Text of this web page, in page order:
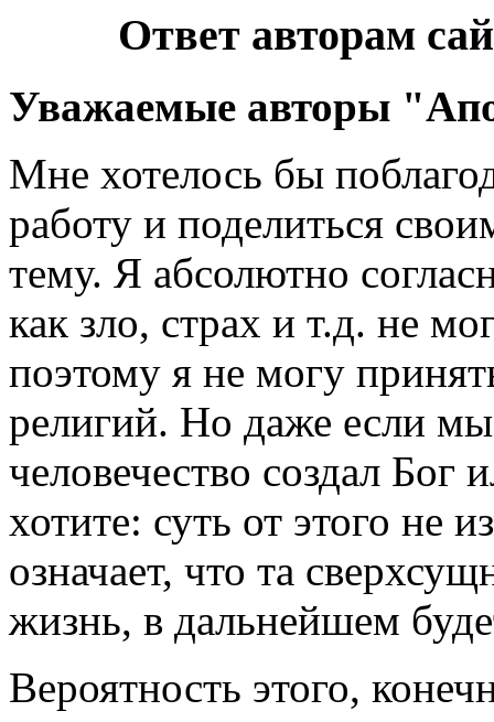
Ответ авторам
Уважаемые авторы
Мне хотелось бы
работу и поделиться
тему. Я абсолютно
как зло, страх и т.д. не
поэтому я не могу
религий. Но даже если
человечество создал Бог
хотите: суть от этого не
означает, что та
жизнь, в дальнейшем
Вероятность этого,